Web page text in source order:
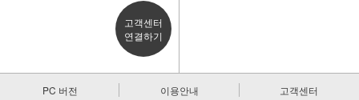
고객센터
연결하기
PC 버전 이용안내 고객센터